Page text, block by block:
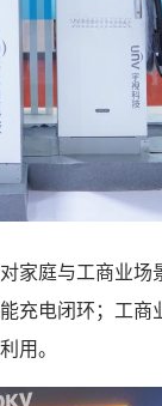
庭与工商业场
充电闭环；工
用。